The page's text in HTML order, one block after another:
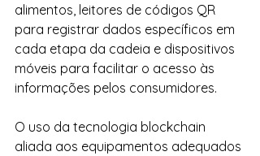
alimentos, leitores de códigos QR
para registrar dados específicos em
cada etapa da cadeia e dispositivos
móveis para facilitar o acesso às
informações pelos consumidores.
O uso da tecnologia blockchain
aliada aos equipamentos adequados